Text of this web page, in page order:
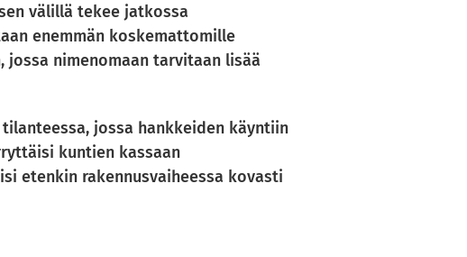
välillä tekee jatkossa
enemmän koskemattomille
nimenomaan tarvitaan lisää
jossa hankkeiden käyntiin
kuntien kassaan
etenkin rakennusvaiheessa kovasti